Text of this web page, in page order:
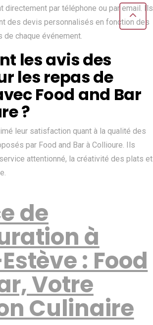
directement par téléphone ou par email. Ils
des devis personnalisés en fonction des
chaque événement.
les avis des
les repas de
Food and Bar
?
leur satisfaction quant à la qualité des
par Food and Bar à Collioure. Ils
attentionné, la créativité des plats et
de
à
: Food
Votre
Culinaire